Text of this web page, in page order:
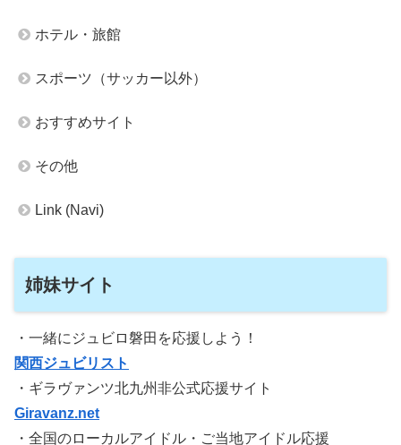
ホテル・旅館
スポーツ（サッカー以外）
おすすめサイト
その他
Link (Navi)
姉妹サイト
・一緒にジュビロ磐田を応援しよう！
関西ジュビリスト
・ギラヴァンツ北九州非公式応援サイト
Giravanz.net
・全国のローカルアイドル・ご当地アイドル応援